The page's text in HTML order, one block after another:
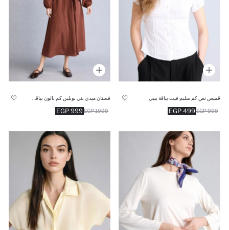
قميص نص كم سليم فيت بياقة بيبي
499 EGP 999 EGP
999 EGP 1999 EGP